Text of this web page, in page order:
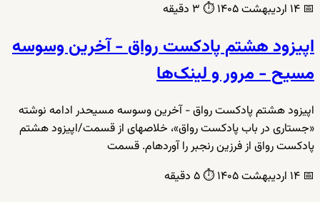
📅
⏱️
اپیزود هشتم پادکست رواق - آخرین وسوسه
مسیح - مرور و لینک‌ها
اپیزود هشتم پادکست رواق - آخرین وسوسه مسیحدر ادامه نوشته
«جستاری در باب پادکست رواق»، خلاصهای از قسمت/اپیزود هشتم
پادکست رواق از فرزین رنجبر را آوردهام. قسمت
📅
⏱️